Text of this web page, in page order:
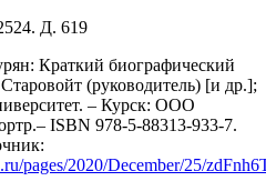
Д. 619
Краткий биографический
(руководитель) [и др.];
– Курск: ООО
ISBN 978-5-88313-933-7.
pages/2020/December/25/